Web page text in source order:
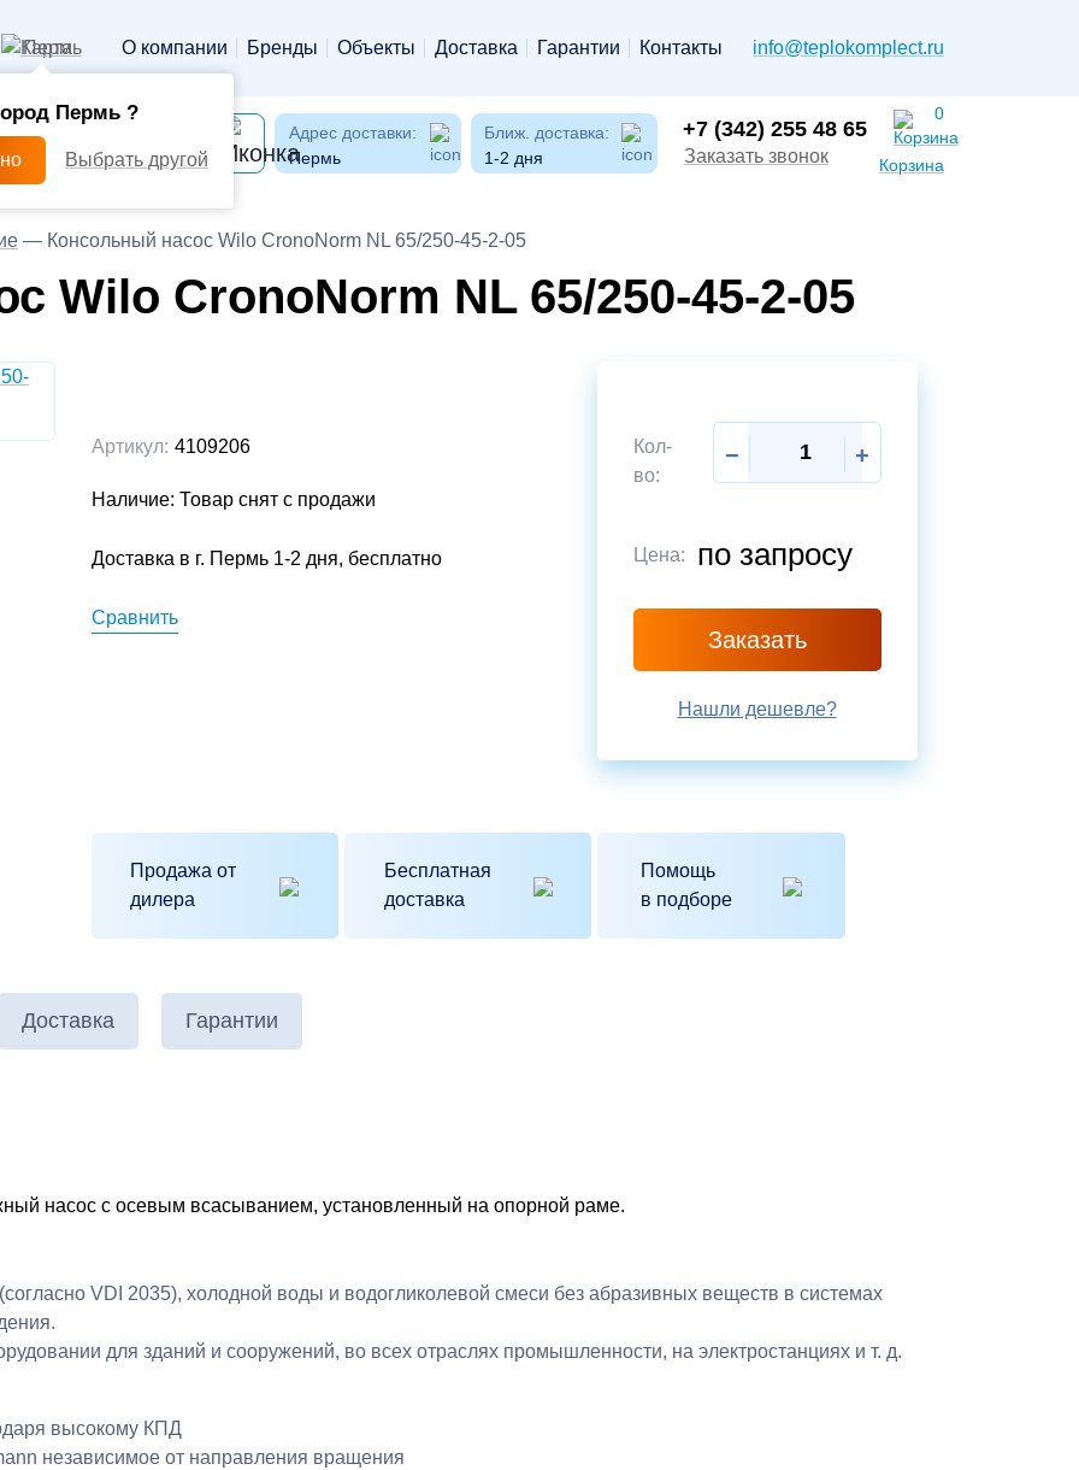
Пермь
Пермь ?
Выбрать другой
О компании Бренды Объекты Доставка Гарантии Контакты info@teplokomplect.ru
Адрес доставки:
Пермь
Ближ. доставка:
1-2 дня
+7 (342) 255 48 65
Заказать звонок Корзина
0
— Консольный насос Wilo CronoNorm NL 65/250-45-2-05
Wilo CronoNorm NL 65/250-45-2-05
Артикул: 4109206
Наличие: Товар снят с продажи
Доставка в г. Пермь 1-2 дня, бесплатно
Сравнить
Кол-
во:
− +
Цена: по запросу
Заказать
Нашли дешевле?
Продажа от
дилера
Бесплатная
доставка
Помощь
в подборе
Доставка Гарантии
насос с осевым всасыванием, установленный на опорной раме.
VDI 2035), холодной воды и водогликолевой смеси без абразивных веществ в системах
для зданий и сооружений, во всех отраслях промышленности, на электростанциях и т. д.
высокому КПД
независимое от направления вращения
Отправить
своё согласие на обработку моих персональных данных
Отправить
«Отправить», я принимаю условия